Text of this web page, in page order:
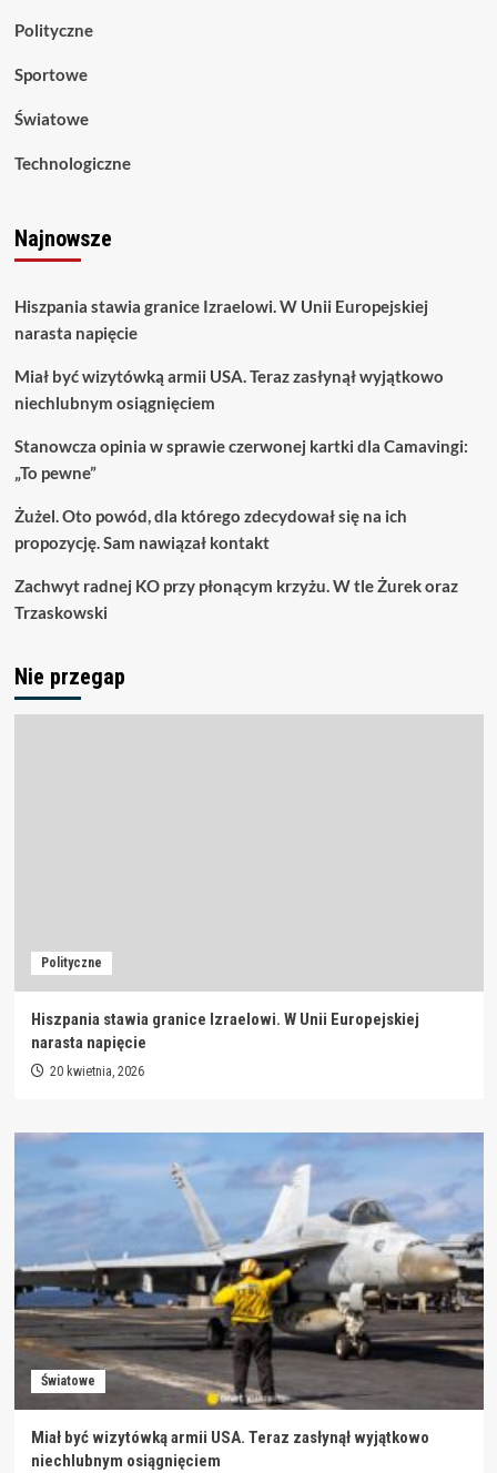
Polityczne
Sportowe
Światowe
Technologiczne
Najnowsze
Hiszpania stawia granice Izraelowi. W Unii Europejskiej
narasta napięcie
Miał być wizytówką armii USA. Teraz zasłynął wyjątkowo
niechlubnym osiągnięciem
Stanowcza opinia w sprawie czerwonej kartki dla Camavingi:
„To pewne”
Żużel. Oto powód, dla którego zdecydował się na ich
propozycję. Sam nawiązał kontakt
Zachwyt radnej KO przy płonącym krzyżu. W tle Żurek oraz
Trzaskowski
Nie przegap
Polityczne
Hiszpania stawia granice Izraelowi. W Unii Europejskiej
narasta napięcie
20 kwietnia, 2026
Światowe
Miał być wizytówką armii USA. Teraz zasłynął wyjątkowo
niechlubnym osiągnięciem